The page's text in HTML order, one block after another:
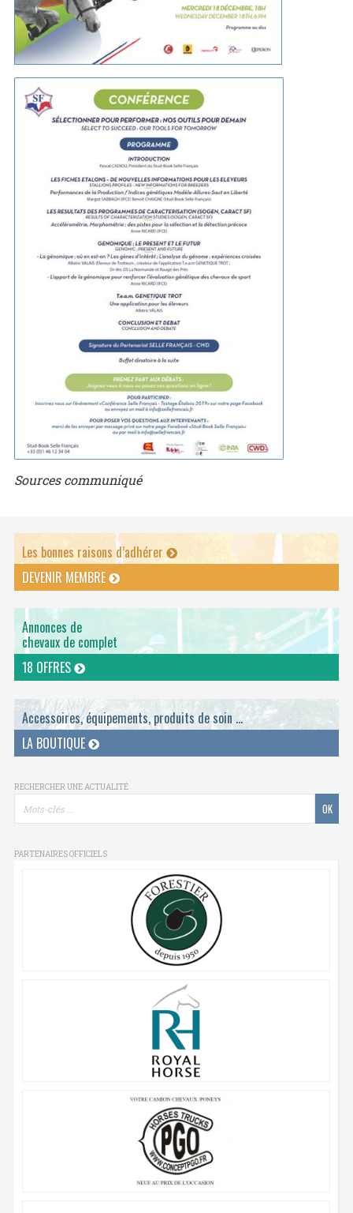
Sources communiqué
Les bonnes raisons d’adhérer
DEVENIR MEMBRE
Annonces de
chevaux de complet
18 OFFRES
Accessoires, équipements, produits de soin ...
LA BOUTIQUE
RECHERCHER UNE ACTUALITÉ
PARTENAIRES OFFICIELS